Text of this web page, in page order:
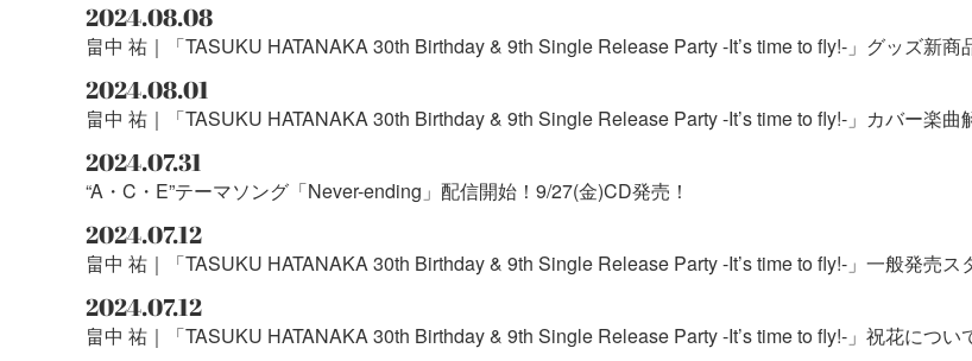
2024.08.08
畠中 祐｜「TASUKU HATANAKA 30th Birthday & 9th Single Release Party -It’s time to fly!-」グッズ新
2024.08.01
畠中 祐｜「TASUKU HATANAKA 30th Birthday & 9th Single Release Party -It’s time to fly!-」カバー楽曲
2024.07.31
“A・C・E”テーマソング「Never-ending」配信開始！9/27(金)CD発売！
2024.07.12
畠中 祐｜「TASUKU HATANAKA 30th Birthday & 9th Single Release Party -It’s time to fly!-」一般発売ス
2024.07.12
畠中 祐｜「TASUKU HATANAKA 30th Birthday & 9th Single Release Party -It’s time to fly!-」祝花につい